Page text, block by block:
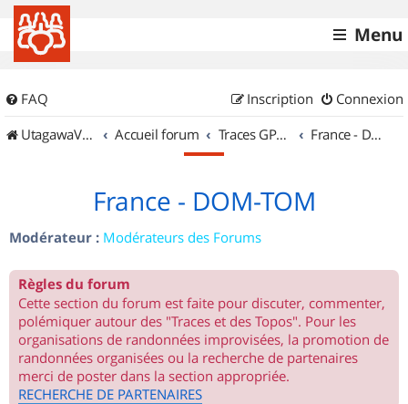
Menu
FAQ Connexion
Inscription
UtagawaVTT (Randos VTT et VTTAE avec traces GPS)
Accueil forum Traces GPS de randos VTT France - DOM-TOM
France - DOM-TOM
Modérateur : Modérateurs des Forums
Règles du forum
Cette section du forum est faite pour discuter, commenter,
polémiquer autour des "Traces et des Topos". Pour les
organisations de randonnées improvisées, la promotion de
randonnées organisées ou la recherche de partenaires
merci de poster dans la section appropriée.
RECHERCHE DE PARTENAIRES